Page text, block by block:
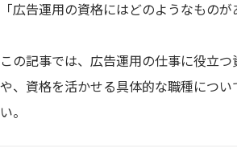
「広告運用の資格にはどのようなもの
この記事では、広告運用の仕事に役立
や、資格を活かせる具体的な職種につ
い。